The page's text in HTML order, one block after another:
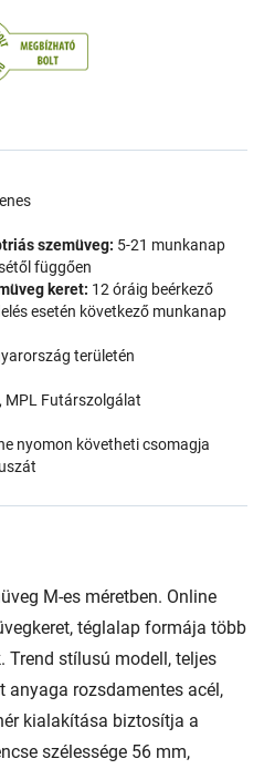
szemüveg: 5-21 munkanap
függően
keret: 12 óráig beérkező
esetén következő munkanap
területén
MPL Futárszolgálat
nyomon követheti csomagja
M-es méretben. Online
téglalap formája több
Trend stílusú modell, teljes
anyaga rozsdamentes acél,
kialakítása biztosítja a
szélessége 56 mm,